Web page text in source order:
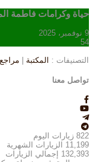
حياة وكرامات فاطمة
9 نوفمبر، 2025
54
التصنيفات : المكتبة مراجع
تواصل معنا
822 زيارات اليوم
11,199
الزيارات الشهرية
132,393
إجمالي الزيارات